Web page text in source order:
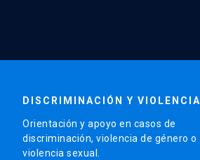
DISCRIMINACIÓN Y VIOLENCIA
Orientación y apoyo en casos de
discriminación, violencia de género o
violencia sexual.